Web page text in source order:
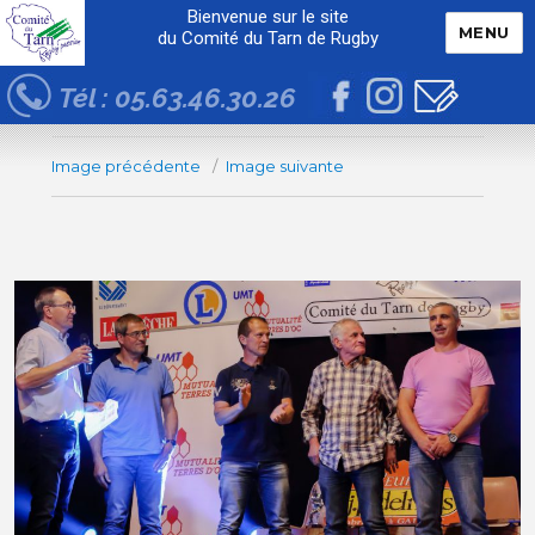
Bienvenue sur le site
du Comité du Tarn de Rugby
Tél : 05.63.46.30.26
MENU
Image précédente Image suivante